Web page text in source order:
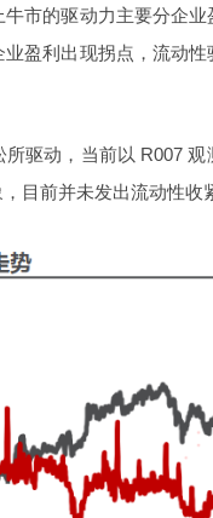
市的驱动力主要分企
盈利出现拐点，流动
驱动，当前以 R007
目前并未发出流动性收